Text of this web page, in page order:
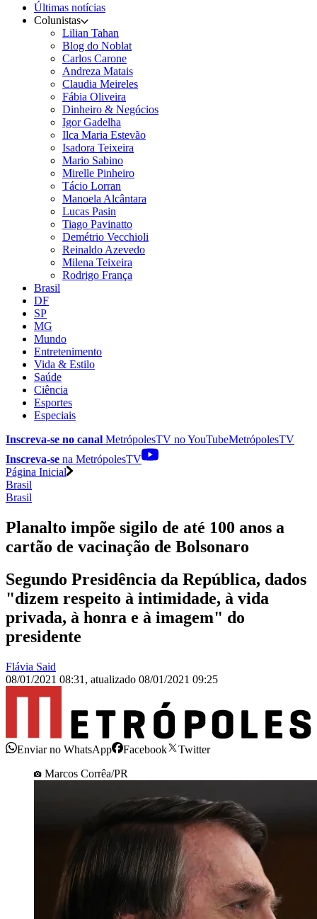
Últimas notícias
Colunistas
Lilian Tahan
Blog do Noblat
Carlos Carone
Andreza Matais
Claudia Meireles
Fábia Oliveira
Dinheiro & Negócios
Igor Gadelha
Ilca Maria Estevão
Isadora Teixeira
Mario Sabino
Mirelle Pinheiro
Tácio Lorran
Manoela Alcântara
Lucas Pasin
Tiago Pavinatto
Demétrio Vecchioli
Reinaldo Azevedo
Milena Teixeira
Rodrigo França
Brasil
DF
SP
MG
Mundo
Entretenimento
Vida & Estilo
Saúde
Ciência
Esportes
Especiais
Inscreva-se no canal MetrópolesTV noYouTubeMetrópolesTV
Inscreva-se na MetrópolesTV
Página Inicial
Brasil
Brasil
Planalto impõe sigilo de até 100 anos a
cartão de vacinação de Bolsonaro
Segundo Presidência da República, dados
"dizem respeito à intimidade, à vida
privada, à honra e à imagem" do
presidente
Flávia Said
08/01/2021 08:31 , atualizado 08/01/2021 09:25
Enviar no WhatsApp Facebook
Twitter
Marcos Corrêa/PR